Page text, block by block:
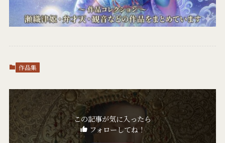
作品集
この記事が気に入ったら
フォローしてね！